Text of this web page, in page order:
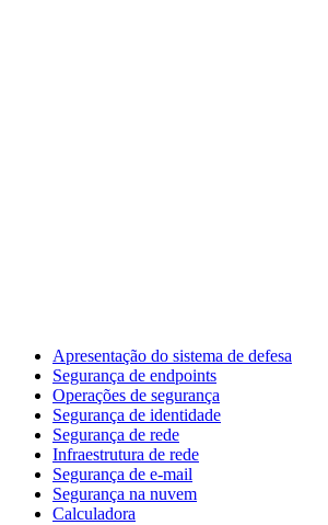
Apresentação do sistema de defesa
Segurança de endpoints
Operações de segurança
Segurança de identidade
Segurança de rede
Infraestrutura de rede
Segurança de e-mail
Segurança na nuvem
Calculadora